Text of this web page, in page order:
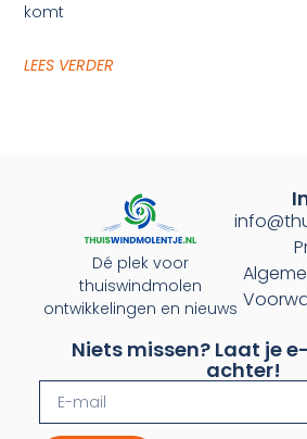
komt
LEES VERDER
Dé plek voor
thuiswindmolen
ontwikkelingen en nieuws
Niets missen? Laat je
achter!